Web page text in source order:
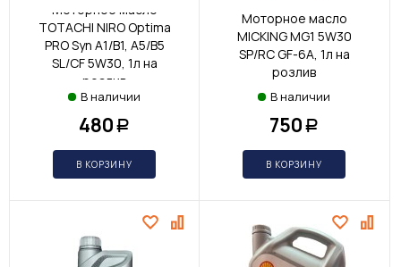
Моторное масло
TOTACHI NIRO Optima
PRO Syn A1/B1, A5/B5
SL/CF 5W30, 1л на
розлив
В наличии
480 Р
В КОРЗИНУ
Моторное масло
MICKING MG1 5W30
SP/RC GF-6A, 1л на
розлив
В наличии
750 Р
В КОРЗИНУ